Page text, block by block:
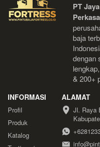
PT
Perkasa
baja
dengan
& 200+
INFORMASI
Profil
Produk
Katalog
ALAMAT
Jl. Raya